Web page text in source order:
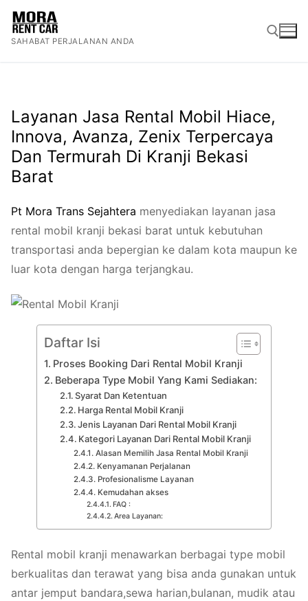
Lompat
konten
SAHABAT PERJALANAN ANDA
Layanan Jasa Rental Mobil Hiace,
Innova, Avanza, Zenix Terpercaya
Dan Termurah Di Kranji Bekasi
Barat
Pt Mora Trans Sejahtera menyediakan layanan jasa
rental mobil kranji bekasi barat untuk kebutuhan
transportasi anda bepergian ke dalam kota maupun ke
luar kota dengan harga terjangkau.
Daftar Isi
Proses Booking Dari Rental Mobil Kranji
Beberapa Type Mobil Yang Kami Sediakan:
Syarat Dan Ketentuan
Harga Rental Mobil Kranji
Jenis Layanan Dari Rental Mobil Kranji
Kategori Layanan Dari Rental Mobil Kranji
Alasan Memilih Jasa Rental Mobil Kranji
Kenyamanan Perjalanan
Profesionalisme Layanan
Kemudahan akses
FAQ :
Area Layanan:
Rental mobil kranji menawarkan berbagai type mobil
berkualitas dan terawat yang bisa anda gunakan untuk
antar jemput bandara,sewa harian,bulanan, mudik atau